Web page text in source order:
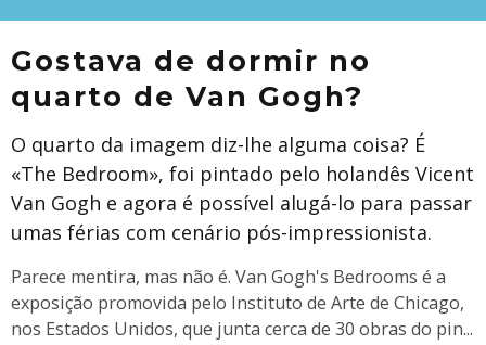
Gostava de dormir no
quarto de Van Gogh?
O quarto da imagem diz-lhe alguma coisa? É
«The Bedroom», foi pintado pelo holandês Vicent
Van Gogh e agora é possível alugá-lo para passar
umas férias com cenário pós-impressionista.
Parece mentira, mas não é. Van Gogh's Bedrooms é a
exposição promovida pelo Instituto de Arte de Chicago,
nos Estados Unidos, que junta cerca de 30 obras do pin...